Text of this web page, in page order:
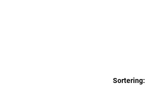
Sortering: